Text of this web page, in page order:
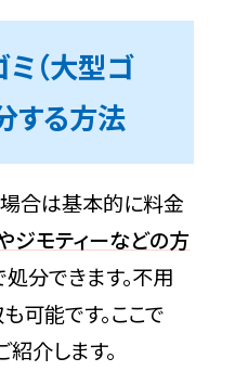
（大型ゴ
する方法
合は基本的に料金
ジモティーなどの方
処分できます。不用
可能です。ここで
介します。